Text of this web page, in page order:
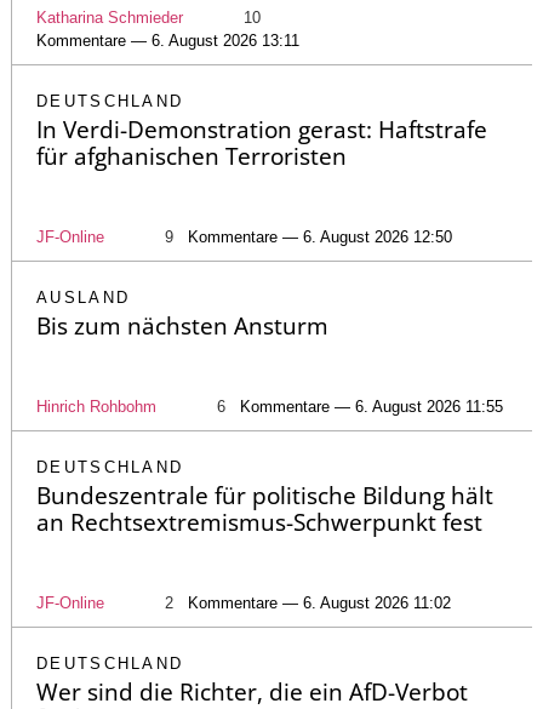
Katharina Schmieder
10
Kommentare — 6. August 2026 13:11
DEUTSCHLAND
In Verdi-Demonstration gerast: Haftstrafe
für afghanischen Terroristen
JF-Online 9 Kommentare — 6. August 2026 12:50
AUSLAND
Bis zum nächsten Ansturm
Hinrich Rohbohm 6 Kommentare — 6. August 2026 11:55
DEUTSCHLAND
Bundeszentrale für politische Bildung hält
an Rechtsextremismus-Schwerpunkt fest
JF-Online 2 Kommentare — 6. August 2026 11:02
DEUTSCHLAND
Wer sind die Richter, die ein AfD-Verbot